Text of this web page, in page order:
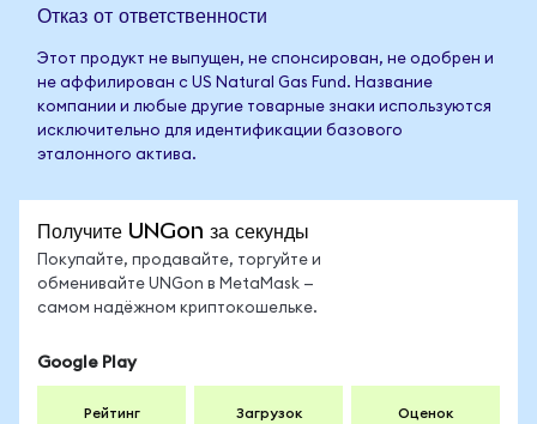
Отказ от ответственности
Этот продукт не выпущен, не спонсирован, не одобрен и
не аффилирован с US Natural Gas Fund. Название
компании и любые другие товарные знаки используются
исключительно для идентификации базового
эталонного актива.
Получите UNGon за секунды
Покупайте, продавайте, торгуйте и
обменивайте UNGon в MetaMask —
самом надёжном криптокошельке.
Google Play
Рейтинг Загрузок Оценок